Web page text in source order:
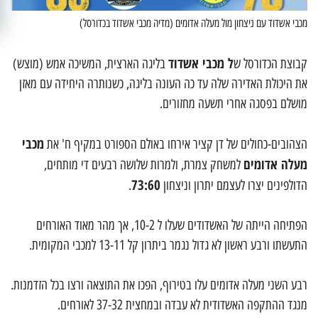
מכבי אשדוד עם ניצחון מול מעלה אדומים (מדיה מכבי אשדוד בכדורסל)
קבוצת הכדורסל של מכבי אשדודבליגה הארצית, המשיכה אמש (מוצש)
את היכולת האדירה שלה עד כה העונה בליגה, כשנותרה היחידה עם מאזן
מושלם בפסגה אחרי תשעה מחזורים.
הצהובים-כחולים של דן קציר אירחו באולם הספורט במקיף ח' את מכבי
מעלה אדומים למשחק צמרת, ולמרות שלושה רבעים די מותחים,
הדולפינים יצרו לעצמם יתרון וניצחון 73:60
.
הפתיחה הייתה של האשדודים שעלו ל 10-2, אך מהר מאוד האורחים
התעשתו ורבע ראשון לא גדול נגמר ביתרון קל 13-11 למכבי המקומית.
רבע השני מעלה אדומים עלו בטירוף, הפכו את התוצאה ורצו בכל הזדמנות.
מנגד ההתקפה האשדודית לא עבדה ובמחצית 37-32 לאורחים.